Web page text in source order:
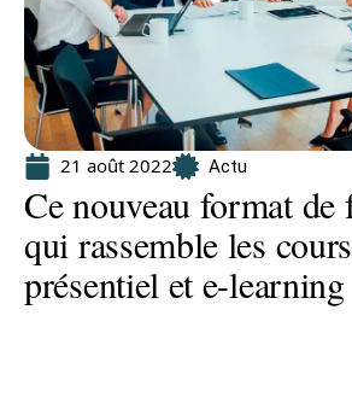
21 août 2022 Actu
Ce nouveau format
qui rassemble les
présentiel et e-learning